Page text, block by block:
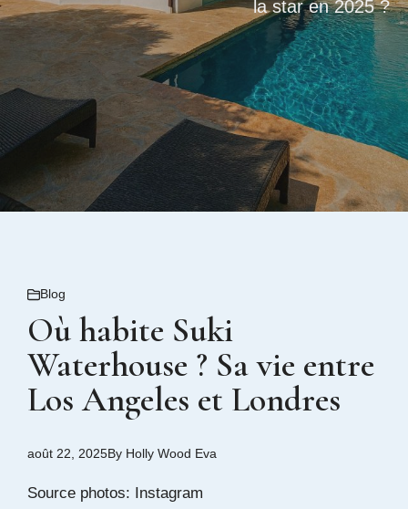
la star en 2025 ?
Blog
Où habite Suki
Waterhouse ? Sa vie entre
Los Angeles et Londres
août 22, 2025By Holly Wood Eva
Source photos: Instagram